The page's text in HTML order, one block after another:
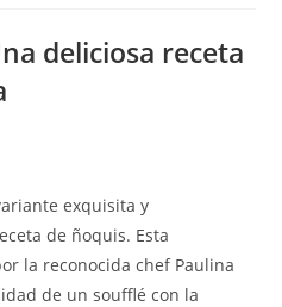
deliciosa receta
exquisita y
de ñoquis. Esta
la reconocida chef Paulina
de un soufflé con la